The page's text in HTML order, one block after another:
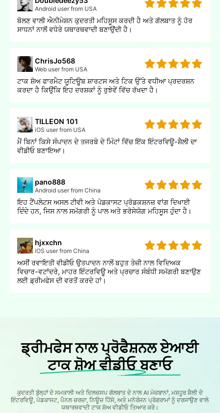
Android user from USA
ਬੋਲਣ ਵਾਲੀ ਐਨੀਮੇਸ਼ਨ ਕੁਦਰਤੀ ਮਹਿਸੂਸ ਕਰਦੀ ਹੈ ਅਤੇ ਗੱਲਬਾਤ ਨੂੰ ਹੋਰ
ਸਾਧਨਾਂ ਨਾਲੋਂ ਵਧੇਰੇ ਯਥਾਰਥਵਾਦੀ ਬਣਾਉਂਦੀ ਹੈ।
ChrisJo568
Web user from USA
ਟਾਕ ਸ਼ੋਅ ਫਾਰਮੈਟ ਯੂਟਿਊਬ ਸ਼ਾਰਟਸ ਅਤੇ ਟਿਕ ਉੱਤੇ ਵਧੀਆ ਪ੍ਰਦਰਸ਼ਨ
ਕਰਦਾ ਹੈ ਕਿਉਂਕਿ ਇਹ ਦਰਸ਼ਕਾਂ ਨੂੰ ਰੁਝੇਵੇਂ ਵਿੱਚ ਰੱਖਦਾ ਹੈ।
TILLEON 101
iOS user from USA
ਮੈਂ ਬਿਨਾਂ ਕਿਸੇ ਸੰਪਾਦਨ ਦੇ ਤਜਰਬੇ ਦੇ ਮਿੰਟਾਂ ਵਿੱਚ ਇੱਕ ਇੰਟਰਵਿਊ-ਸ਼ੈਲੀ ਦਾ
ਵੀਡੀਓ ਬਣਾਇਆ।
pano888
Android user from China
ਇਹ ਟੈਂਪਲੇਟਸ ਅਸਲ ਟੀਵੀ ਅਤੇ ਪੋਡਕਾਸਟ ਪ੍ਰੋਡਕਸ਼ਨਜ਼ ਵਾਂਗ ਦਿਖਾਈ
ਦਿੰਦੇ ਹਨ, ਜਿਸ ਨਾਲ ਸਮੱਗਰੀ ਨੂੰ ਪਾਲ ਅਤੇ ਭਰੋਸੇਯੋਗ ਮਹਿਸੂਸ ਹੁੰਦਾ ਹੈ।
hjxxchn
iOS user from China
ਅਸੀਂ ਰਵਾਇਤੀ ਵੀਡੀਓ ਉਤਪਾਦਨ ਨਾਲੋਂ ਬਹੁਤ ਤੇਜ਼ੀ ਨਾਲ ਵਿਦਿਅਕ
ਵਿਚਾਰ-ਵਟਾਂਦਰੇ, ਮਾਹਰ ਇੰਟਰਵਿਊ ਅਤੇ ਪ੍ਰਚਾਰ ਸੰਬੰਧੀ ਸਮੱਗਰੀ ਬਣਾਉਣ
ਲਈ ਡ੍ਰੀਮਫੇਸ ਦੀ ਵਰਤੋਂ ਕਰਦੇ ਹਾਂ।
ਡ੍ਰੀਮਫੇਸ ਨਾਲ ਪ੍ਰੋਫੈਸ਼ਨਲ ਏਆਈ
ਟਾਕ ਸ਼ੋਅ ਵੀਡੀਓ ਬਣਾਓ
ਕੁਦਰਤੀ ਬੁੱਲ੍ਹਾਂ ਦੇ ਸਮਕਾਲੀ ਅਤੇ ਦਿਲਚਸਪ ਗੱਲਬਾਤ ਦੇ ਨਾਲ AI ਮੇਜ਼ਬਾਨਾਂ, ਮਸ਼ਹੂਰ ਸ਼ੈਲੀ ਦੇ
ਇੰਟਰਵਿਊ, ਪੋਡਕਾਸਟ, ਪੈਨਲ ਚਰਚਾ, ਨਿਊਜ਼ ਹਿੱਸੇ, ਅਤੇ ਮਨੋਰੰਜਨ ਪ੍ਰੋਗਰਾਮਾਂ ਨੂੰ ਦਰਸਾਉਣ ਵਾਲੇ
ਯਥਾਰਥਵਾਦੀ ਟਾਕ ਸ਼ੋਅ ਵੀਡੀਓ ਤਿਆਰ ਕਰੋ।